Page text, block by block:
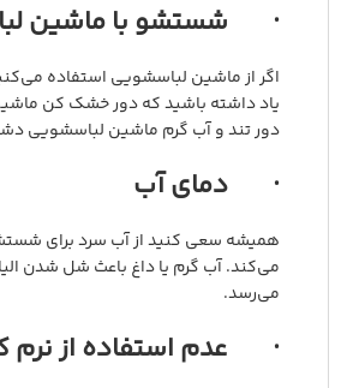
· شستشو با ماشین
اگر از ماشین لباسشویی استفاده
یاد داشته باشید که دور خشک کن
دور تند و آب گرم ماشین لباسشویی
· دمای آب
همیشه سعی کنید از آب سرد برای
می‌کند. آب گرم یا داغ باعث شل شدن
می‌رسد.
· عدم استفاده از نرم